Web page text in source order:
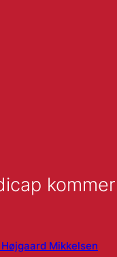
Mikkelsen